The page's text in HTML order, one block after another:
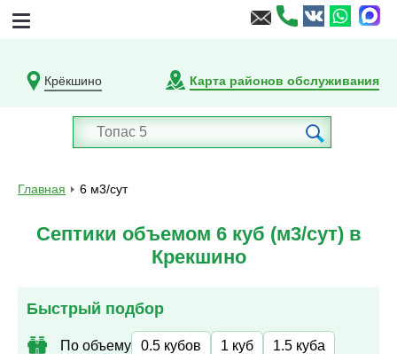
Крёкшино Карта районов обслуживания
Главная 6 м3/сут
Септики объемом 6 куб (м3/сут) в
Крекшино
Быстрый подбор
По объему 0.5 кубов 1 куб 1.5 куба